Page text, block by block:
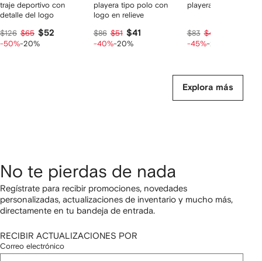
traje deportivo con
detalle del logo
$126 $65 $52
-50%-20%
playera tipo polo con
logo en relieve
$86 $51 $41
-40%-20%
playera con logo
$83 $47
-45%-20%
Explora más
No te pierdas de nada
Regístrate para recibir promociones, novedades
personalizadas, actualizaciones de inventario y mucho más,
directamente en tu bandeja de entrada.
RECIBIR ACTUALIZACIONES POR
Correo electrónico